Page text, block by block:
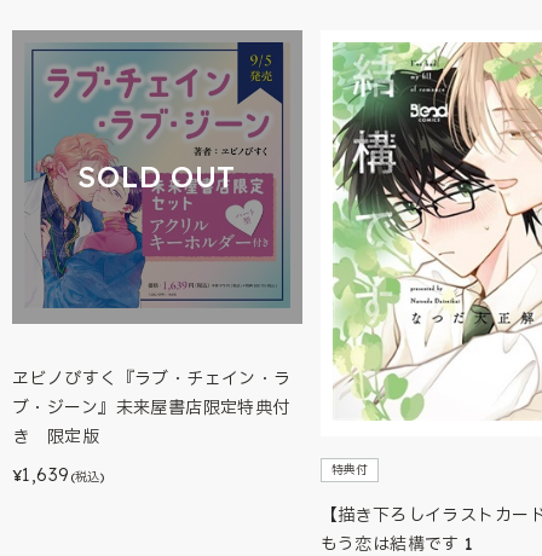
SOLD OUT
ヱビノびすく『ラブ・チェイン・ラ
ブ・ジーン』未来屋書店限定特典付
き 限定版
¥1,639 (税込) 特典付
【描き下ろしイラストカー
もう恋は結構です 1